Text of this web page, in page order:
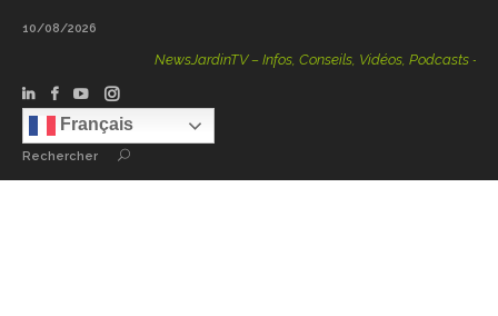
10/08/2026
NewsJardinTV – Infos, Conseils, Vidéos, Podcasts – 100 %
Français
Rechercher